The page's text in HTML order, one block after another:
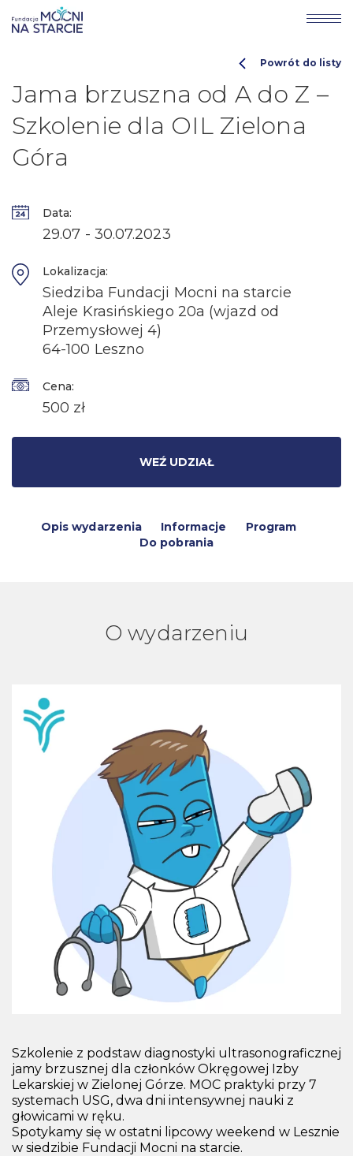
Jama brzuszna od A do Z –
Szkolenie dla OIL Zielona
Góra
Powrót do listy
Data:
29.07 - 30.07.2023
Lokalizacja:
Siedziba Fundacji Mocni na starcie
Aleje Krasińskiego 20a (wjazd od
Przemysłowej 4)
64-100 Leszno
Cena:
500 zł
WEŹ UDZIAŁ
Opis wydarzenia Informacje
Program
Do pobrania
O wydarzeniu
Szkolenie z podstaw diagnostyki ultrasonograficznej
jamy brzusznej dla członków Okręgowej Izby
Lekarskiej w Zielonej Górze. MOC praktyki przy 7
systemach USG, dwa dni intensywnej nauki z
głowicami w ręku.
Spotykamy się w ostatni lipcowy weekend w Lesznie
w siedzibie Fundacji Mocni na starcie.